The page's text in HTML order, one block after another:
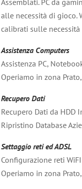
Assemblati. PC da
alle necessità di gioco.
calibrati sulle
Assistenza Computers
Assistenza PC,
Operiamo in zona
Recupero Dati
Recupero Dati da HDD
Ripristino Database
Settaggio reti ed ADSL
Configurazione reti WiFI
Operiamo in zona